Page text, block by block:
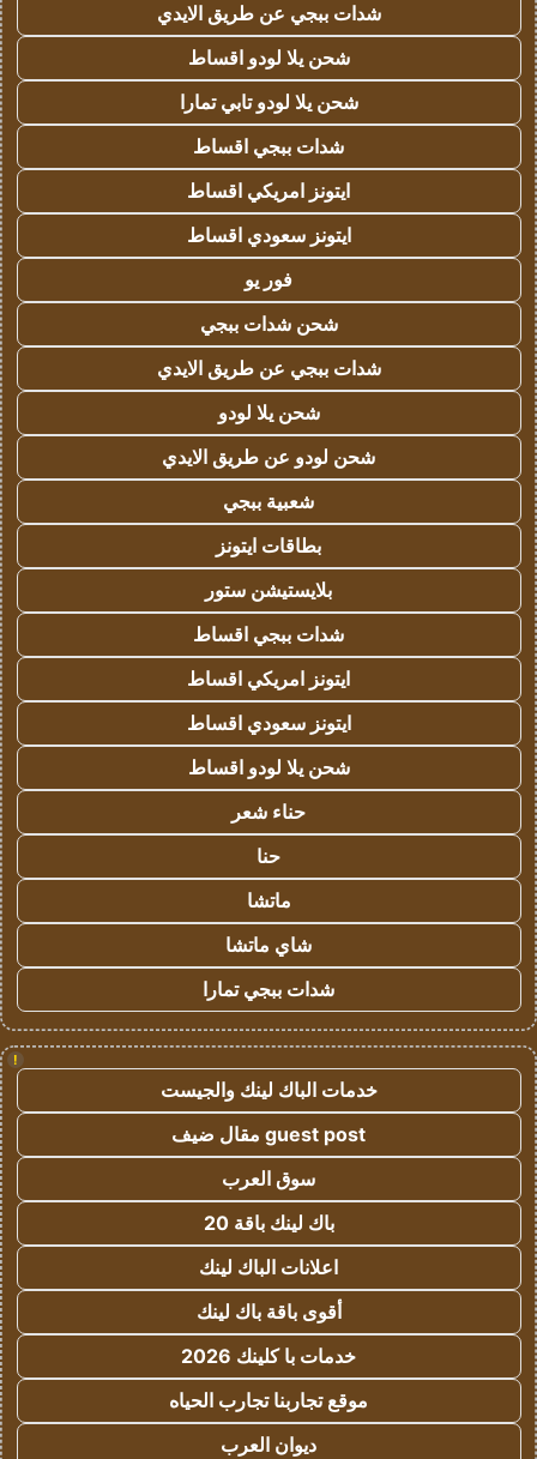
شدات ببجي عن طريق الايدي
شحن يلا لودو اقساط
شحن يلا لودو تابي تمارا
شدات ببجي اقساط
ايتونز امريكي اقساط
ايتونز سعودي اقساط
فور يو
شحن شدات ببجي
شدات ببجي عن طريق الايدي
شحن يلا لودو
شحن لودو عن طريق الايدي
شعبية ببجي
بطاقات ايتونز
بلايستيشن ستور
شدات ببجي اقساط
ايتونز امريكي اقساط
ايتونز سعودي اقساط
شحن يلا لودو اقساط
حناء شعر
حنا
ماتشا
شاي ماتشا
شدات ببجي تمارا
!
خدمات الباك لينك والجيست
guest post مقال ضيف
سوق العرب
باك لينك باقة 20
اعلانات الباك لينك
أقوى باقة باك لينك
خدمات با كلينك 2026
موقع تجاربنا تجارب الحياه
ديوان العرب